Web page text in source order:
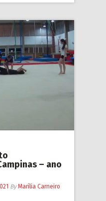
– ano
ByMarília Carneiro